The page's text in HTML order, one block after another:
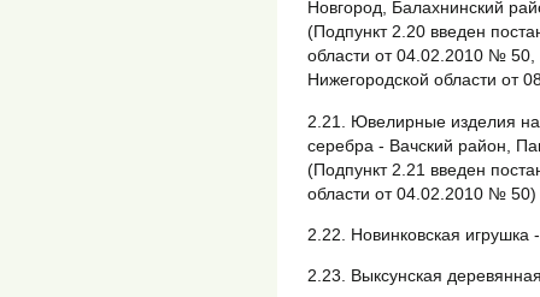
Новгород, Балахнинский
(Подпункт 2.20 введен
области от 04.02.2010 № 50,
Нижегородской области от
2.21. Ювелирные изделия
серебра - Вачский район,
(Подпункт 2.21 введен
области от 04.02.2010 № 50)
2.22. Новинковская игрушка
2.23. Выксунская